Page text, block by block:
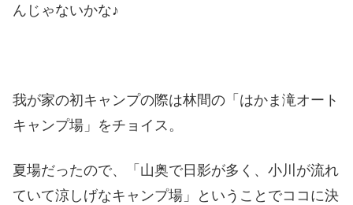
んじゃないかな♪
我が家の初キャンプの際は林間の「はかま滝オート
キャンプ場」をチョイス。
夏場だったので、「山奥で日影が多く、小川が流れ
ていて涼しげなキャンプ場」ということでココに決